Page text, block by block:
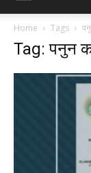
Home Tags
Tag: पनुन